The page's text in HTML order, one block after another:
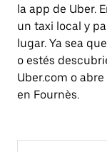
la app de Uber.
un taxi local y
lugar. Ya sea
o estés
Uber.com o
en Fournès.